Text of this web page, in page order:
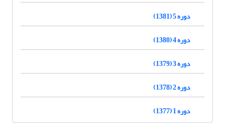
دوره 5 (1381)
دوره 4 (1380)
دوره 3 (1379)
دوره 2 (1378)
دوره 1 (1377)